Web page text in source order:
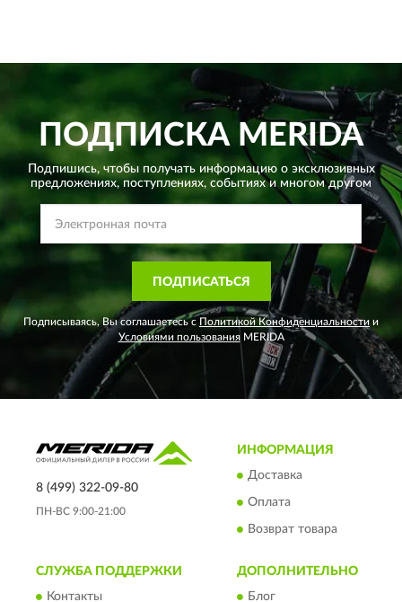
ПОДПИСКА MERIDA
Подпишись, чтобы получать информацию о эксклюзивных
предложениях,поступлениях, событиях и многом другом
ПОДПИСАТЬСЯ
Подписываясь, Вы соглашаетесь с Политикой Конфиденциальности и
Условиями пользованияMERIDA
8 (499) 322-09-80
ПН-ВС 9:00-21:00
ИНФОРМАЦИЯ
Доставка
Оплата
Возврат товара
СЛУЖБА ПОДДЕРЖКИ
Контакты
ДОПОЛНИТЕЛЬНО
Блог